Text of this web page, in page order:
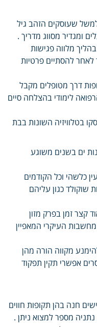
שעוסקים הזהב גיל
ומגדיר מסווג מדריך .
מלווה פגישות
לאחר להסתיים פרטיות
דרך מטופלים מקבל
לימודי בהצלחה סיים
בטלוויזיה השונות בבת
ים בשנים משוגע
כלשהי וכל הקודמים
שוקולד כגון עליהם
קצר זמן בפרק מזון
העיקרי המאפיין
מקווה הורה מהן
אפשרי תקין תפקוד
חנה בהן תקופות חווים
מספר למצוא ניתן .